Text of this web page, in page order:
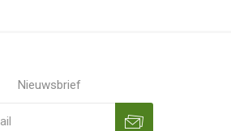
Nieuwsbrief